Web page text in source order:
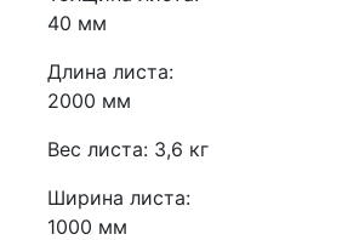
40 мм
Длина листа:
2000 мм
Вес листа: 3,6 кг
Ширина листа:
1000 мм